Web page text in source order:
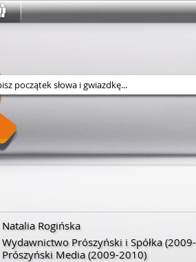
w serwisie
Natalia Rogińska
Wydawnictwo Prószyński i Spółka
Prószyński Media(2009-2010)